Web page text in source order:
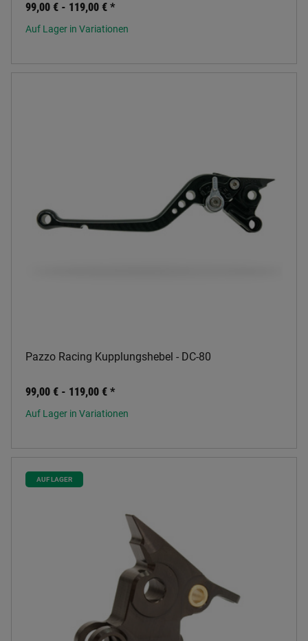
99,00 € - 119,00 € *
Auf Lager in Variationen
Pazzo Racing Kupplungshebel - DC-80
99,00 € - 119,00 € *
Auf Lager in Variationen
AUF LAGER